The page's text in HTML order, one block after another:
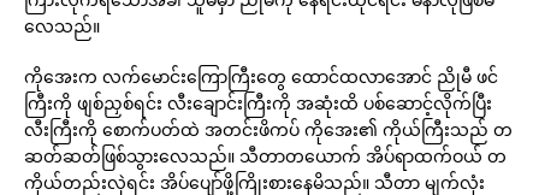
လေသည်။
ကိုအေးက လက်မောင်းကြောကြီးတွေ ထောင်ထလာအောင် ညိုမီ ဖင်
ကြီးကို ဖျစ်ညှစ်ရင်း လီးချောင်းကြီးကို အဆုံးထိ ပစ်ဆောင့်လိုက်ပြီး
လီးကြီးကို စောက်ပတ်ထဲ အတင်းဖိကပ် ကိုအေး၏ ကိုယ်ကြီးသည် တ
ဆတ်ဆတ်ဖြစ်သွားလေသည်။ သီတာတယောက် အိပ်ရာထက်ဝယ် တ
ကိုယ်တည်းလှဲရင်း အိပ်ပျော်ဖို့ကြိုးစားနေမိသည်။ သီတာ မျက်လုံး